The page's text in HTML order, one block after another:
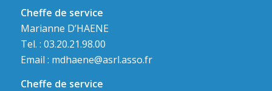
Cheffe de service
Marianne D’HAENE
Tel. : 03.20.21.98.00
Email : mdhaene@asrl.asso.fr
Cheffe de service